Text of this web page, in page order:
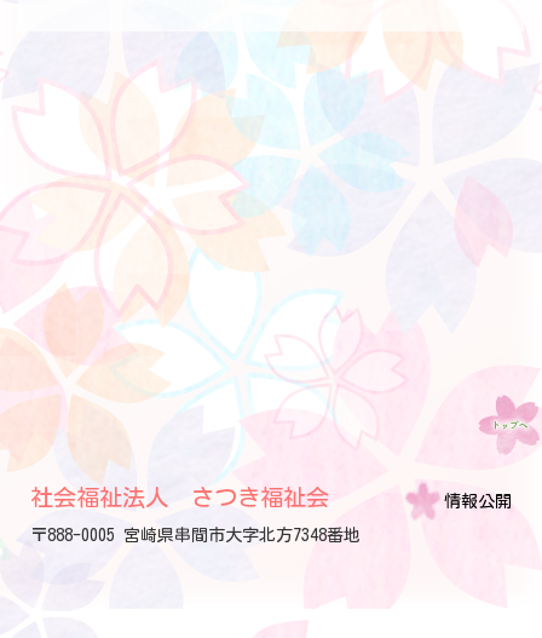
社会福祉法人 さつき福祉会
〒888-0005 宮崎県串間市大字北方7348番地
情報公開